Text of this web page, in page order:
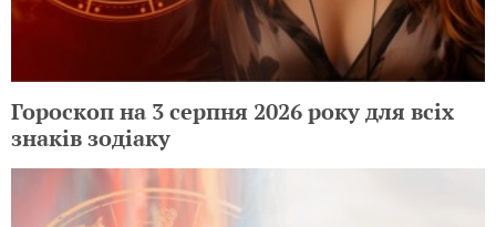
Гороскоп на 3 серпня 2026 року для всіх
знаків зодіаку